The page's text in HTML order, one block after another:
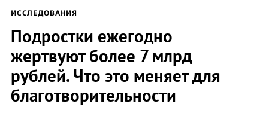
ИССЛЕДОВАНИЯ
Подростки ежегодно
жертвуют более 7 млрд
рублей. Что это меняет для
благотворительности